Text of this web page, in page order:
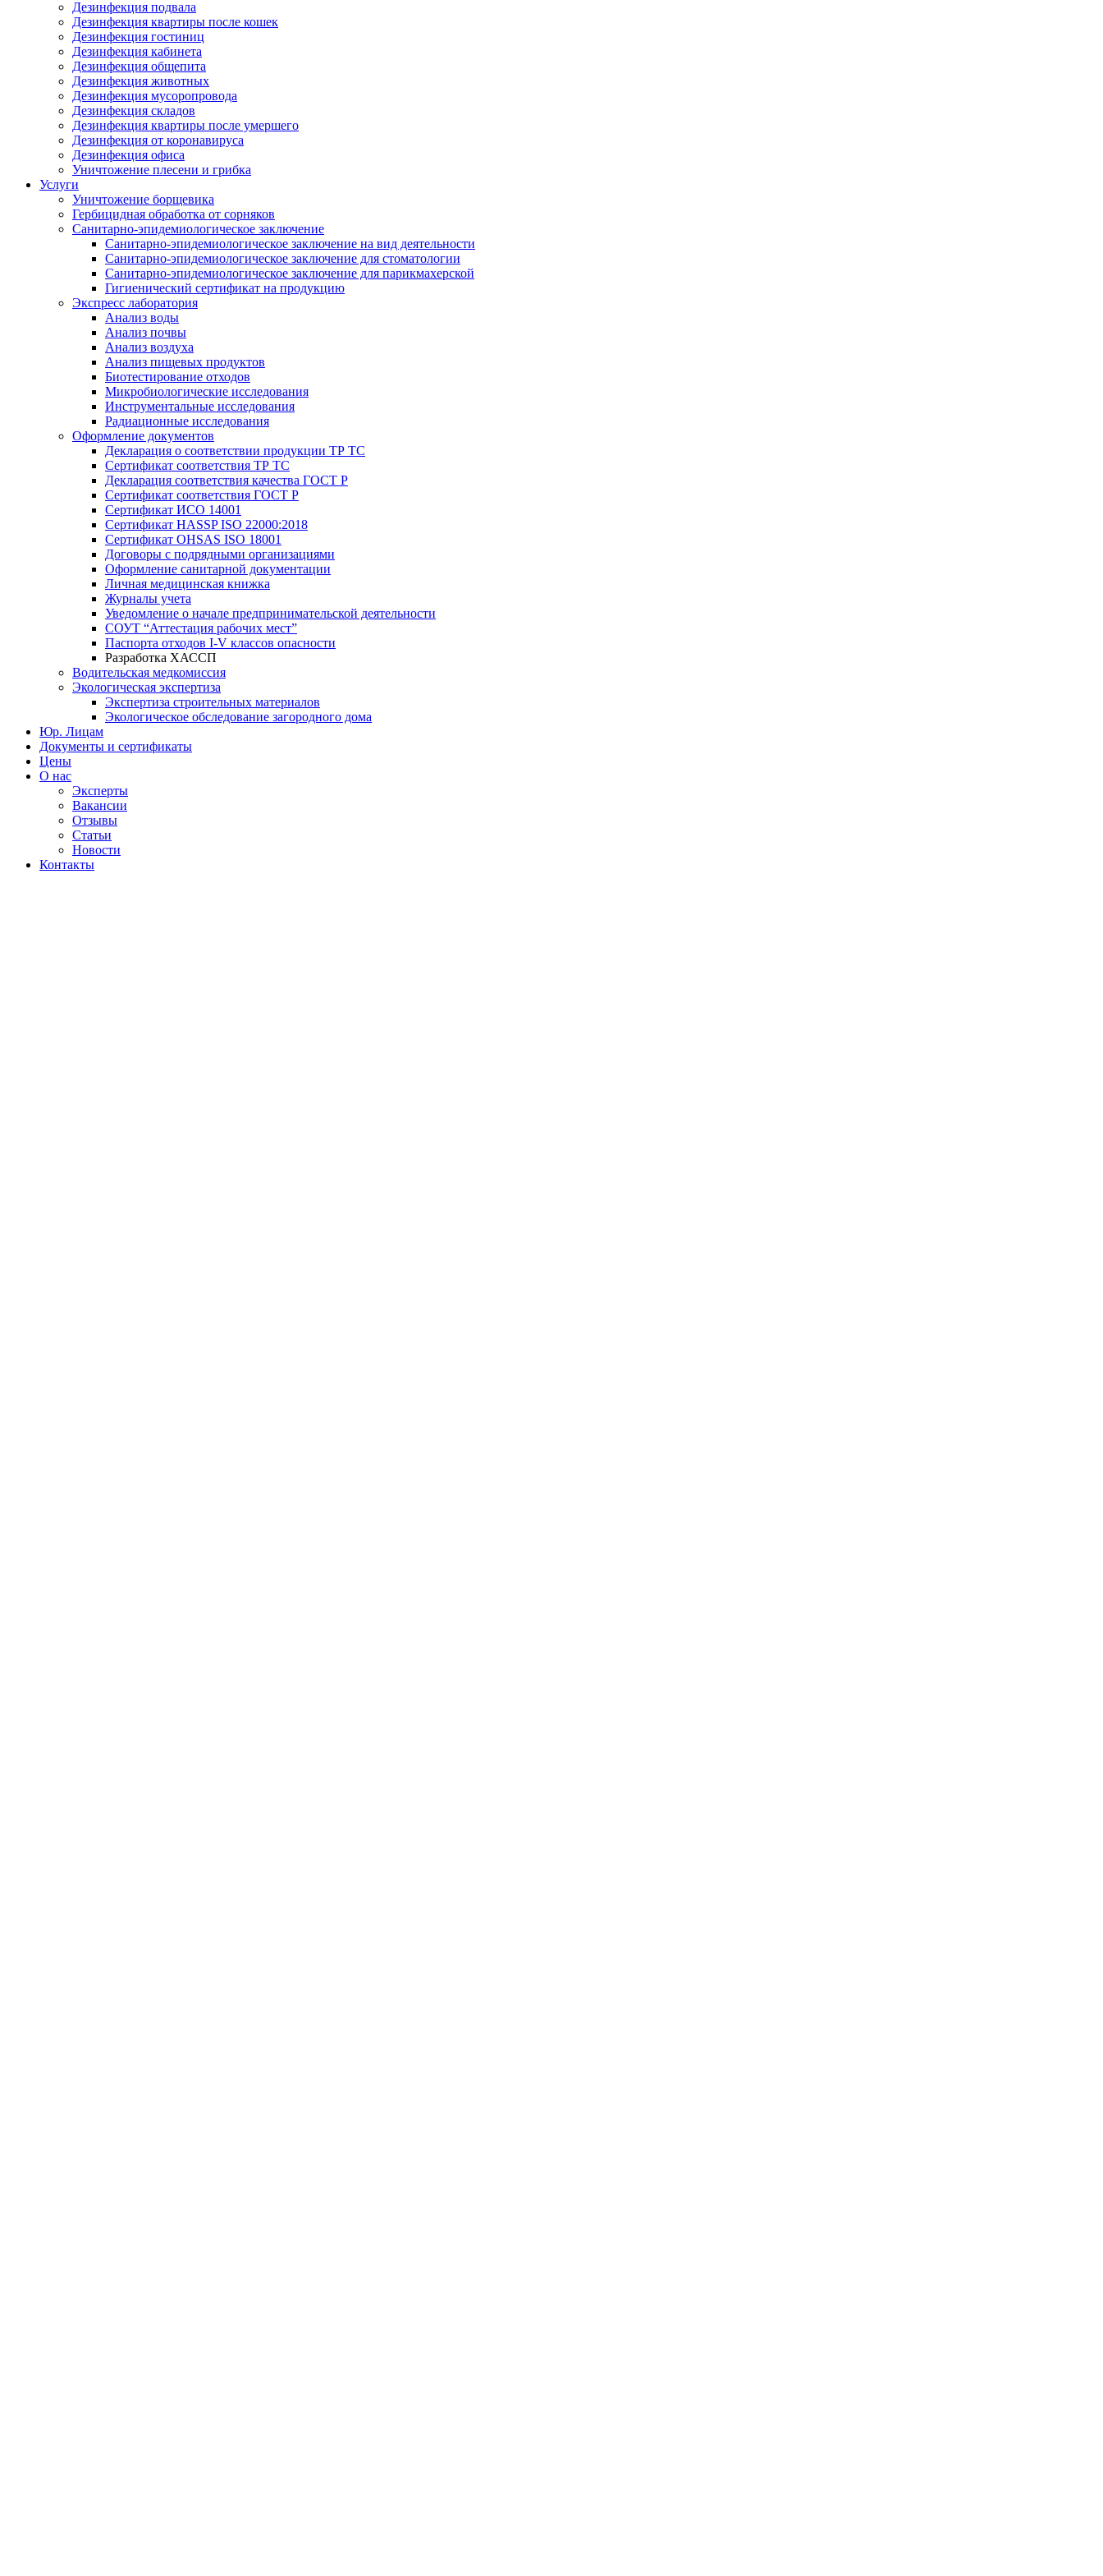
Дезинфекция подвала
Дезинфекция квартиры после кошек
Дезинфекция гостиниц
Дезинфекция кабинета
Дезинфекция общепита
Дезинфекция животных
Дезинфекция мусоропровода
Дезинфекция складов
Дезинфекция квартиры после умершего
Дезинфекция от коронавируса
Дезинфекция офиса
Уничтожение плесени и грибка
Услуги
Уничтожение борщевика
Гербицидная обработка от сорняков
Санитарно-эпидемиологическое заключение
Санитарно-эпидемиологическое заключение на вид деятельности
Санитарно-эпидемиологическое заключение для стоматологии
Санитарно-эпидемиологическое заключение для парикмахерской
Гигиенический сертификат на продукцию
Экспресс лаборатория
Анализ воды
Анализ почвы
Анализ воздуха
Анализ пищевых продуктов
Биотестирование отходов
Микробиологические исследования
Инструментальные исследования
Радиационные исследования
Оформление документов
Декларация о соответствии продукции ТР ТС
Сертификат соответствия ТР ТС
Декларация соответствия качества ГОСТ Р
Сертификат соответствия ГОСТ Р
Сертификат ИСО 14001
Сертификат HASSP ISO 22000:2018
Сертификат OHSAS ISO 18001
Договоры с подрядными организациями
Оформление санитарной документации
Личная медицинская книжка
Журналы учета
Уведомление о начале предпринимательской деятельности
СОУТ “Аттестация рабочих мест”
Паспорта отходов I-V классов опасности
Разработка ХАССП
Водительская медкомиссия
Экологическая экспертиза
Экспертиза строительных материалов
Экологическое обследование загородного дома
Юр. Лицам
Документы и сертификаты
Цены
О нас
Эксперты
Вакансии
Отзывы
Статьи
Новости
Контакты